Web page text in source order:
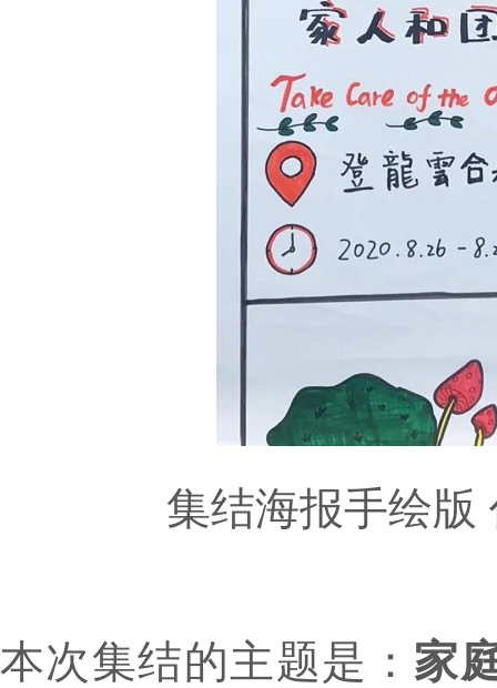
集结海报手绘版
本次集结的主题是： 家